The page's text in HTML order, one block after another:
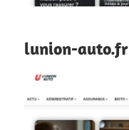
lunion-auto.fr